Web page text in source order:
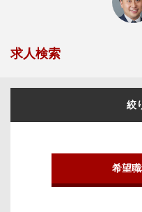
求人検索
絞
希望